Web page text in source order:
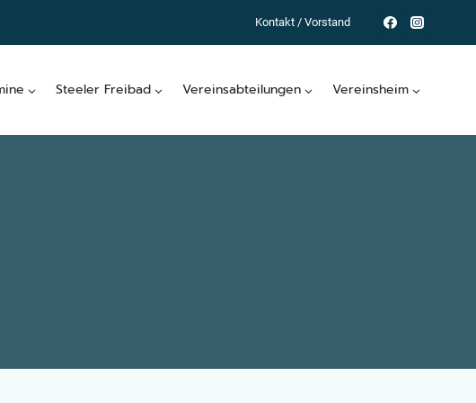
Kontakt / Vorstand
Steeler Freibad Vereinsabteilungen Vereinsheim